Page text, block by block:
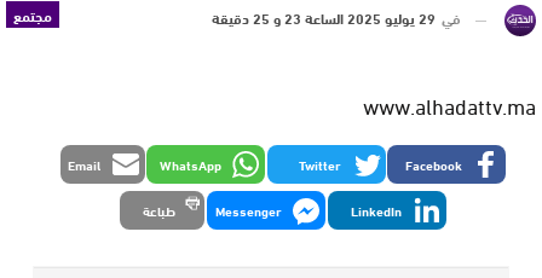
مجتمع في 29 يوليو 2025 الساعة 23 و 25 دقيقة
www.alhadattv.ma
Facebook
Twitter
WhatsApp
Email
LinkedIn
Messenger طباعة